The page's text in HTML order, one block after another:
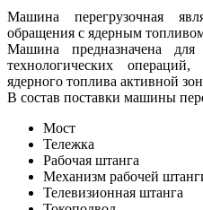
Машина перегрузочная
обращения с ядерным
Машина предназначена для
технологических
ядерного топлива активной
В состав поставки машины
Мост
Тележка
Рабочая штанга
Механизм рабочей
Телевизионная штанга